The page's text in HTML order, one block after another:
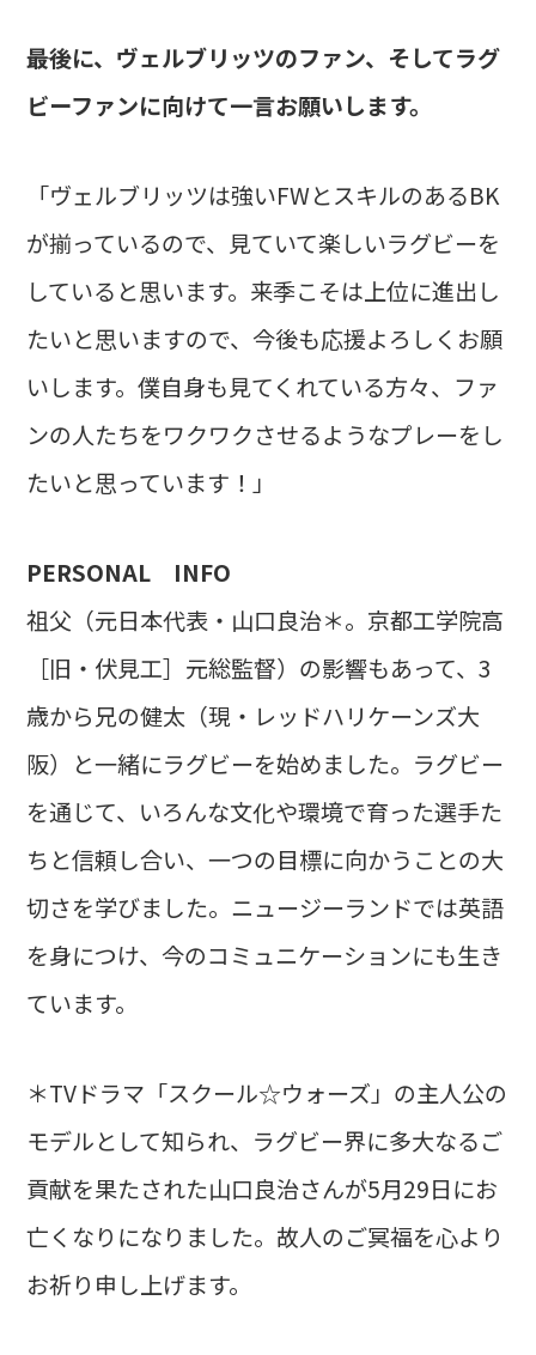
――最後に、ヴェルブリッツのファン、そしてラグ
ビーファンに向けて一言お願いします。
「ヴェルブリッツは強いFWとスキルのあるBK
が揃っているので、見ていて楽しいラグビーを
していると思います。来季こそは上位に進出し
たいと思いますので、今後も応援よろしくお願
いします。僕自身も見てくれている方々、ファ
ンの人たちをワクワクさせるようなプレーをし
たいと思っています！」
PERSONAL INFO
祖父（元日本代表・山口良治＊。京都工学院高
［旧・伏見工］元総監督）の影響もあって、3
歳から兄の健太（現・レッドハリケーンズ大
阪）と一緒にラグビーを始めました。ラグビー
を通じて、いろんな文化や環境で育った選手た
ちと信頼し合い、一つの目標に向かうことの大
切さを学びました。ニュージーランドでは英語
を身につけ、今のコミュニケーションにも生き
ています。
＊TVドラマ「スクール☆ウォーズ」の主人公の
モデルとして知られ、ラグビー界に多大なるご
貢献を果たされた山口良治さんが5月29日にお
亡くなりになりました。故人のご冥福を心より
お祈り申し上げます。